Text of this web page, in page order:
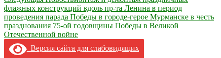
по
записям
флажных конструкций вдоль пр-та Ленина в период
проведения парада Победы в городе-герое Мурманске в честь
празднования 75-ой годовщины Победы в Великой
Отечественной войне
Версия сайта для слабовидящих